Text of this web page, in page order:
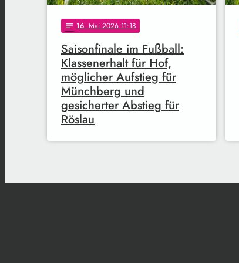
notes 16. Mai 2026 11:18
Saisonfinale im Fußball:
Klassenerhalt für Hof,
möglicher Aufstieg für
Münchberg und
gesicherter Abstieg für
Röslau